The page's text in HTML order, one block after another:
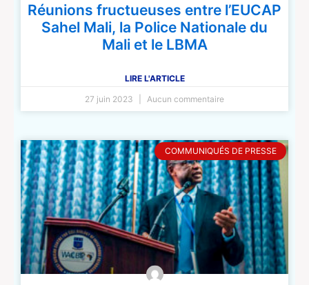
Réunions fructueuses entre l’EUCAP
Sahel Mali, la Police Nationale du
Mali et le LBMA
LIRE L'ARTICLE
27 juin 2023
Aucun commentaire
COMMUNIQUÉS DE PRESSE